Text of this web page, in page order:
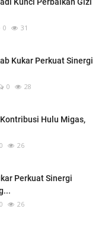
0 31
Kukar Perkuat Sinergi
0 28
Hulu Migas,
0 26
Perkuat Sinergi
0 26